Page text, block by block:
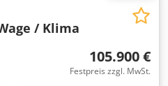
/ Klima
105.900 €
Festpreis zzgl. MwSt.